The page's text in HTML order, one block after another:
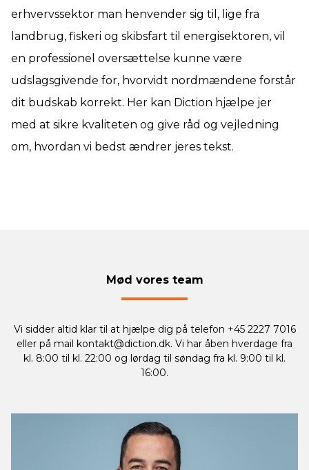
erhvervssektor man henvender sig til, lige fra
landbrug, fiskeri og skibsfart til energisektoren, vil
en professionel oversættelse kunne være
udslagsgivende for, hvorvidt nordmændene forstår
dit budskab korrekt. Her kan Diction hjælpe jer
med at sikre kvaliteten og give råd og vejledning
om, hvordan vi bedst ændrer jeres tekst.
Mød vores team
Vi sidder altid klar til at hjælpe dig på telefon +45 2227 7016
eller på mail kontakt@diction.dk. Vi har åben hverdage fra
kl. 8:00 til kl. 22:00 og lørdag til søndag fra kl. 9:00 til kl.
16:00.